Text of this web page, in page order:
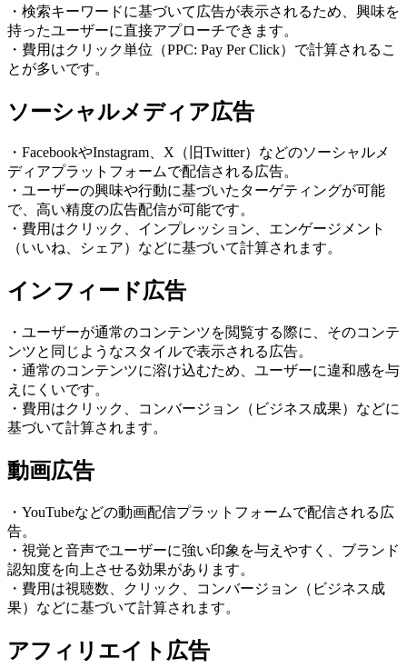
・検索キーワードに基づいて広告が表示されるため、興味を
持ったユーザーに直接アプローチできます。
・費用はクリック単位（PPC: Pay Per Click）で計算されるこ
とが多いです。
ソーシャルメディア広告
・FacebookやInstagram、X（旧Twitter）などのソーシャルメ
ディアプラットフォームで配信される広告。
・ユーザーの興味や行動に基づいたターゲティングが可能
で、高い精度の広告配信が可能です。
・費用はクリック、インプレッション、エンゲージメント
（いいね、シェア）などに基づいて計算されます。
インフィード広告
・ユーザーが通常のコンテンツを閲覧する際に、そのコンテ
ンツと同じようなスタイルで表示される広告。
・通常のコンテンツに溶け込むため、ユーザーに違和感を与
えにくいです。
・費用はクリック、コンバージョン（ビジネス成果）などに
基づいて計算されます。
動画広告
・YouTubeなどの動画配信プラットフォームで配信される広
告。
・視覚と音声でユーザーに強い印象を与えやすく、ブランド
認知度を向上させる効果があります。
・費用は視聴数、クリック、コンバージョン（ビジネス成
果）などに基づいて計算されます。
アフィリエイト広告